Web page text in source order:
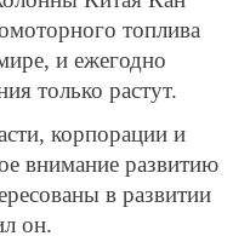
топлива
и ежегодно
только растут.
корпорации и
внимание развитию
в развитии
он.